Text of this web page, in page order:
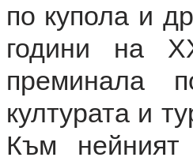
по купола и
години на
преминала
културата и
Към